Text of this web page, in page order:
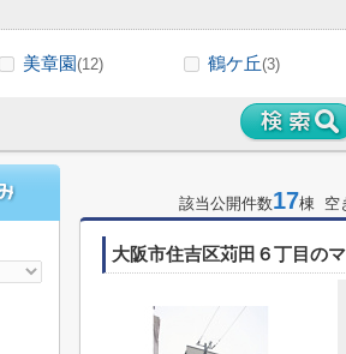
美章園(12) 鶴ケ丘(3)
該当公開件数17棟 空
大阪市住吉区苅田６丁目の